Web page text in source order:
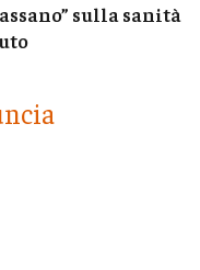
sulla sanità